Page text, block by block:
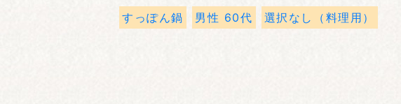
すっぽん鍋 男性 60代 選択なし（料理用）